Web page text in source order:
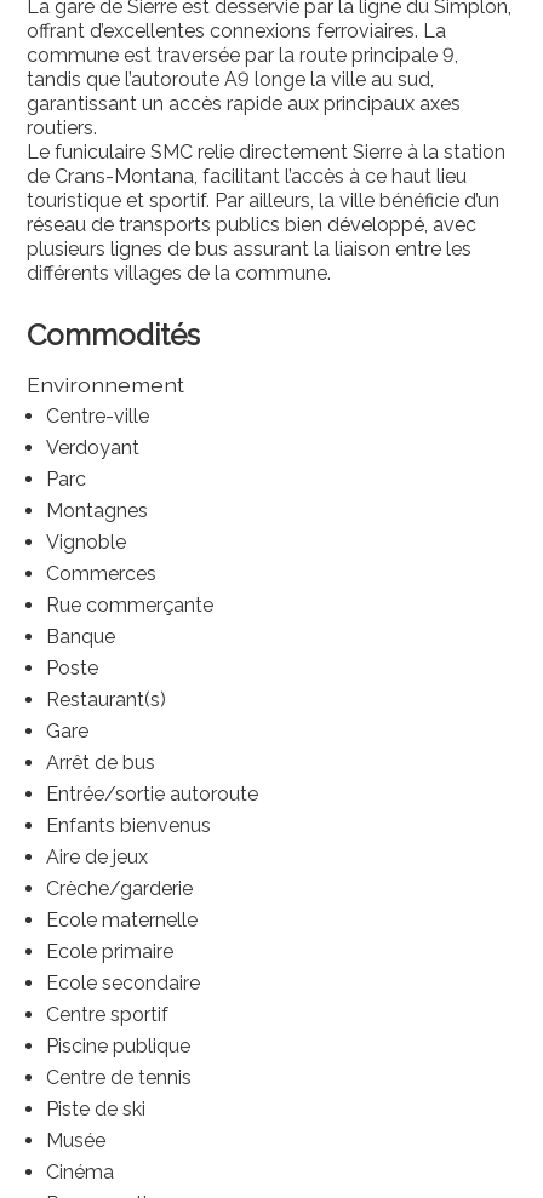
La gare de Sierre est desservie par la ligne du Simplon,
offrant d’excellentes connexions ferroviaires. La
commune est traversée par la route principale 9,
tandis que l’autoroute A9 longe la ville au sud,
garantissant un accès rapide aux principaux axes
routiers.
Le funiculaire SMC relie directement Sierre à la station
de Crans-Montana, facilitant l’accès à ce haut lieu
touristique et sportif. Par ailleurs, la ville bénéficie d’un
réseau de transports publics bien développé, avec
plusieurs lignes de bus assurant la liaison entre les
différents villages de la commune.
Commodités
Environnement
Centre-ville
Verdoyant
Parc
Montagnes
Vignoble
Commerces
Rue commerçante
Banque
Poste
Restaurant(s)
Gare
Arrêt de bus
Entrée/sortie autoroute
Enfants bienvenus
Aire de jeux
Crèche/garderie
Ecole maternelle
Ecole primaire
Ecole secondaire
Centre sportif
Piscine publique
Centre de tennis
Piste de ski
Musée
Cinéma